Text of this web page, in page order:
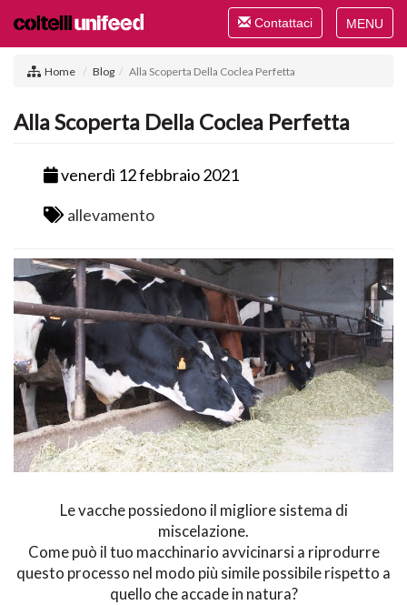
Toggle
Toggle
navigation
Contattaci
Home Blog Alla Scoperta Della Coclea Perfetta
Alla Scoperta Della Coclea Perfetta
venerdì 12 febbraio 2021
allevamento
Le vacche possiedono il migliore sistema di
miscelazione.
Come può il tuo macchinario avvicinarsi a riprodurre
questo processo nel modo più simile possibile rispetto a
quello che accade in natura?